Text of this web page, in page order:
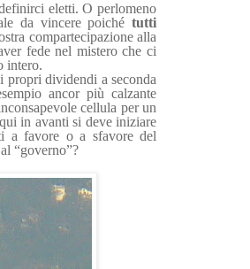
eletti. O perlomeno
da vincere poiché tutti
compartecipazione alla
fede nel mistero che ci
intero.
propri dividendi a seconda
ancor più calzante
cellula per un
in avanti si deve iniziare
a favore o a sfavore del
“governo”?